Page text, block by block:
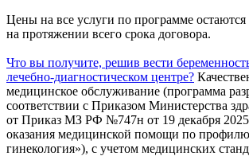
Цены на все услуги по программе
на протяжении всего срока договора.
Что вы получите, решив вести
лечебно-диагностическом центре?
медицинское обслуживание (программа
соответствии с Приказом Министерства
от Приказ МЗ РФ №747н от 19 декабря
оказания медицинской помощи по
гинекология»), с учетом медицинских